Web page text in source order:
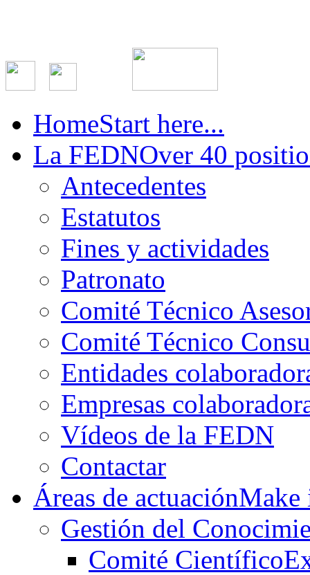
HomeStart here...
La FEDNOver 40
Antecedentes
Estatutos
Fines y actividades
Patronato
Comité Técnico
Comité Técnico
Entidades
Empresas
Vídeos de la FEDN
Contactar
Áreas de actuación
Gestión del
Comité Científico